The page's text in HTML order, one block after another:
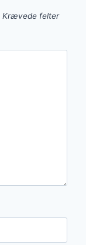
Krævede felter